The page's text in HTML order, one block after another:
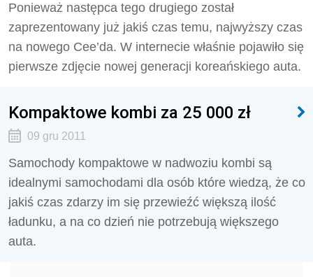
Ponieważ następca tego drugiego został
zaprezentowany już jakiś czas temu, najwyższy czas
na nowego Cee’da. W internecie właśnie pojawiło się
pierwsze zdjęcie nowej generacji koreańskiego auta.
Kompaktowe kombi za 25 000 zł
09 gru 2011
Samochody kompaktowe w nadwoziu kombi są
idealnymi samochodami dla osób które wiedzą, że co
jakiś czas zdarzy im się przewieźć większą ilość
ładunku, a na co dzień nie potrzebują większego
auta.